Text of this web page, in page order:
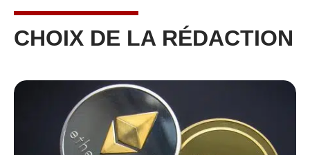
CHOIX DE LA RÉDACTION